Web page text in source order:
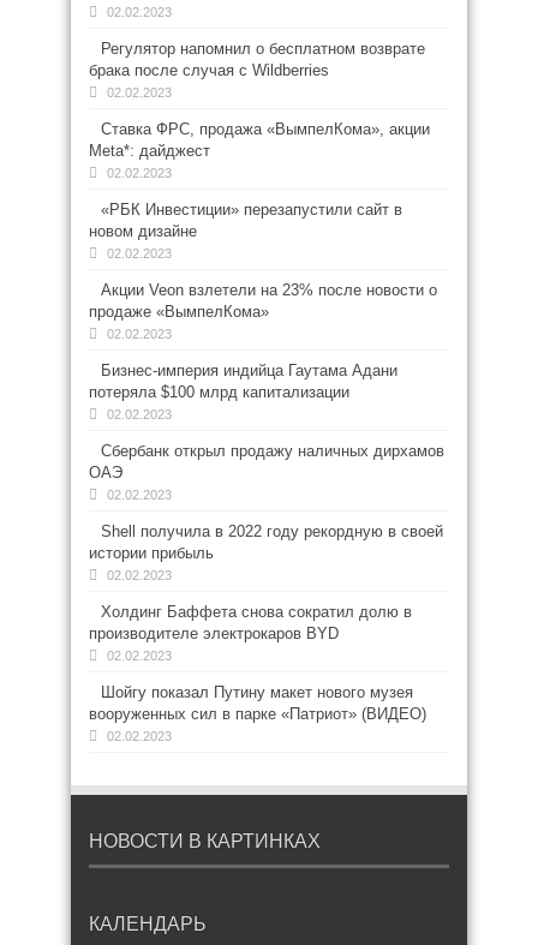
02.02.2023
Регулятор напомнил о бесплатном возврате
брака после случая с Wildberries
02.02.2023
Ставка ФРС, продажа «ВымпелКома», акции
Meta*: дайджест
02.02.2023
«РБК Инвестиции» перезапустили сайт в
новом дизайне
02.02.2023
Акции Veon взлетели на 23% после новости о
продаже «ВымпелКома»
02.02.2023
Бизнес-империя индийца Гаутама Адани
потеряла $100 млрд капитализации
02.02.2023
Сбербанк открыл продажу наличных дирхамов
ОАЭ
02.02.2023
Shell получила в 2022 году рекордную в своей
истории прибыль
02.02.2023
Холдинг Баффета снова сократил долю в
производителе электрокаров BYD
02.02.2023
Шойгу показал Путину макет нового музея
вооруженных сил в парке «Патриот» (ВИДЕО)
02.02.2023
НОВОСТИ В КАРТИНКАХ
КАЛЕНДАРЬ